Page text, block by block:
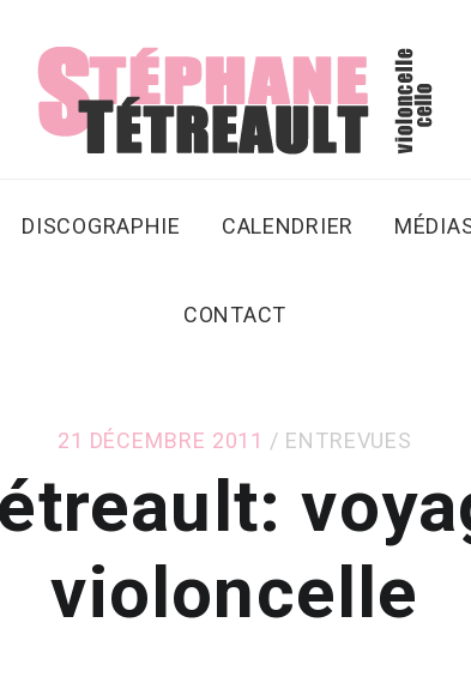
DISCOGRAPHIE CALENDRIER
CONTACT
21 DÉCEMBRE 2011 ENTREVUES
violoncelle